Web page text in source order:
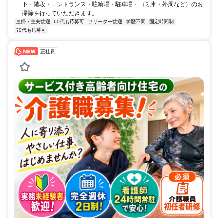
下・階段・エントランス・駐輪場・駐車場・ゴミ庫・外周など）のお
掃除を行っていただきます。
主婦・主夫歓迎 60代も応募可 フリーター歓迎 学歴不問
固定時間制
70代も応募可
正社員